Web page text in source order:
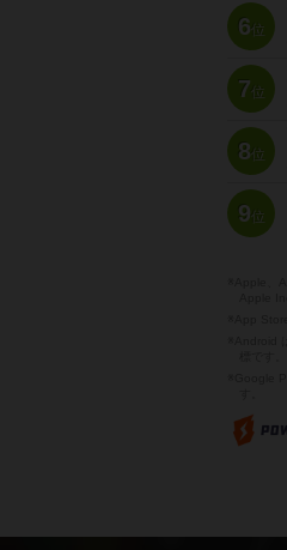
6位
7位
8位
9位